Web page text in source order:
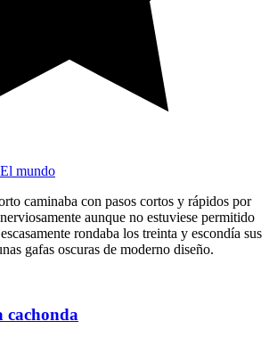
El mundo
caminaba con pasos cortos y rápidos por
aunque no estuviese permitido
rondaba los treinta y escondía sus
gafas oscuras de moderno diseño.
cachonda